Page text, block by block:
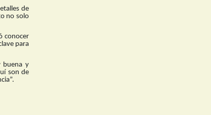
de
no solo
conocer
para
buena y
son de